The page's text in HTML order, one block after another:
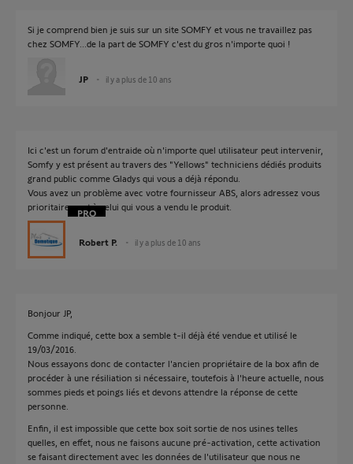
Si je comprend bien je suis sur un site SOMFY et vous ne travaillez pas
chez SOMFY...de la part de SOMFY c'est du gros n'importe quoi !
JP il y a plus de 10 ans
Ici c'est un forum d'entraide où n'importe quel utilisateur peut intervenir,
Somfy y est présent au travers des "Yellows" techniciens dédiés produits
grand public comme Gladys qui vous a déjà répondu.
Vous avez un problème avec votre fournisseur ABS, alors adressez vous
prioritairement à celui qui vous a vendu le produit.
Robert P. il y a plus de 10 ans
Bonjour JP,
Comme indiqué, cette box a semble t-il déjà été vendue et utilisé le
19/03/2016.
Nous essayons donc de contacter l'ancien propriétaire de la box afin de
procéder à une résiliation si nécessaire, toutefois à l'heure actuelle, nous
sommes pieds et poings liés et devons attendre la réponse de cette
personne.
Enfin, il est impossible que cette box soit sortie de nos usines telles
quelles, en effet, nous ne faisons aucune pré-activation, cette activation
se faisant directement avec les données de l'utilisateur que nous ne